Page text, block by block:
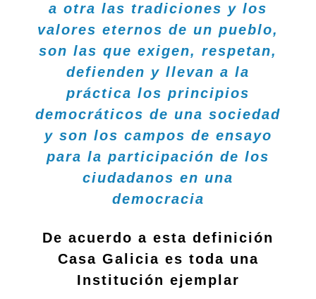
a otra las tradiciones y los
valores eternos de un pueblo,
son las que exigen, respetan,
defienden y llevan a la
práctica los principios
democráticos de una sociedad
y son los campos de ensayo
para la participación de los
ciudadanos en una
democracia
De acuerdo a esta definición
Casa Galicia es toda una
Institución ejemplar